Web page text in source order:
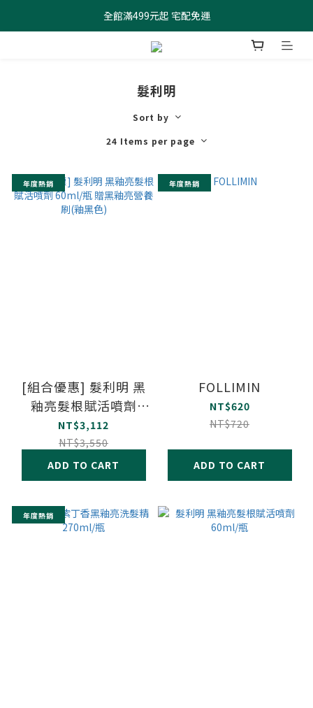
全館滿499元起 宅配免運
全館滿499元起 宅配免運
加入會員 $100元購物金現領現折
髮利明
Sort by
24 Items per page
年度熱銷
[組合優惠] 髮利明 黑
釉亮髮根賦活噴劑
60ml/瓶 贈黑釉亮營
養刷(釉黑色)
NT$3,112
NT$3,550
ADD TO CART
年度熱銷
FOLLIMIN
NT$620
NT$720
ADD TO CART
年度熱銷